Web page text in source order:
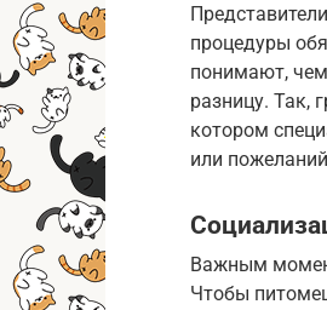
процедуры
понимают,
разницу. Так,
котором
или
Важным
Чтобы